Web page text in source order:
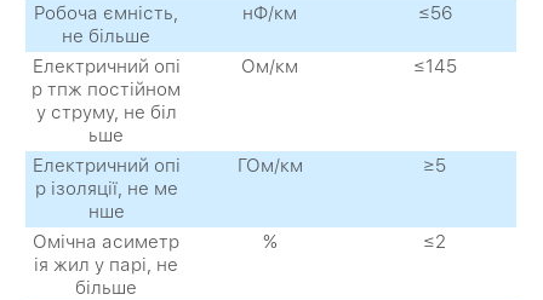
Робоча ємність,
не більше
нФ/км ≤56
Електричний опі
р тпж постійном
у струму, не біл
ьше
Ом/км ≤145
Електричний опі
р ізоляції, не ме
нше
ГОм/км ≥5
Омічна асиметр
ія жил у парі, не
більше
% ≤2